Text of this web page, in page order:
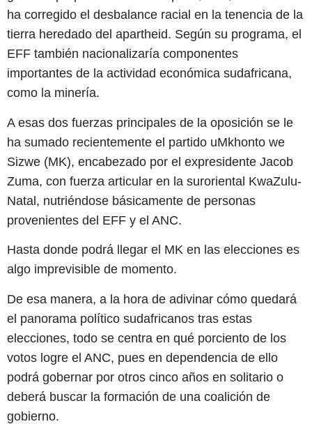
ha corregido el desbalance racial en la tenencia de la
tierra heredado del apartheid. Según su programa, el
EFF también nacionalizaría componentes
importantes de la actividad económica sudafricana,
como la minería.
A esas dos fuerzas principales de la oposición se le
ha sumado recientemente el partido uMkhonto we
Sizwe (MK), encabezado por el expresidente Jacob
Zuma, con fuerza articular en la suroriental KwaZulu-
Natal, nutriéndose básicamente de personas
provenientes del EFF y el ANC.
Hasta donde podrá llegar el MK en las elecciones es
algo imprevisible de momento.
De esa manera, a la hora de adivinar cómo quedará
el panorama político sudafricanos tras estas
elecciones, todo se centra en qué porciento de los
votos logre el ANC, pues en dependencia de ello
podrá gobernar por otros cinco años en solitario o
deberá buscar la formación de una coalición de
gobierno.